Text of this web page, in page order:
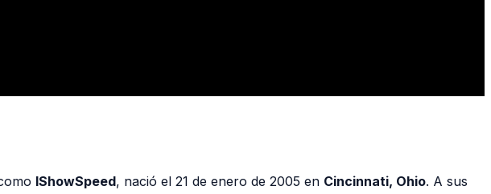
IShowSpeed, nació el 21 de enero de 2005 en Cincinnati, Ohio. A sus